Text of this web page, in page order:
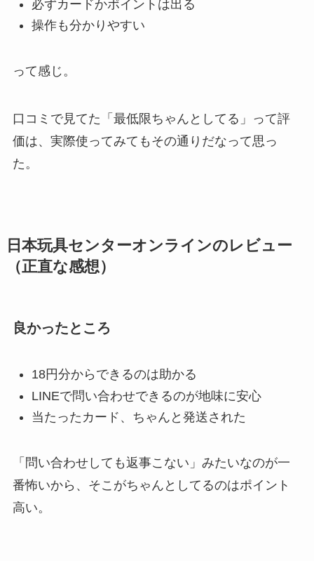
必ずカードかポイントは出る
操作も分かりやすい
って感じ。
口コミで見てた「最低限ちゃんとしてる」って評
価は、実際使ってみてもその通りだなって思っ
た。
日本玩具センターオンラインのレビュー
（正直な感想）
良かったところ
18円分からできるのは助かる
LINEで問い合わせできるのが地味に安心
当たったカード、ちゃんと発送された
「問い合わせしても返事こない」みたいなのが一
番怖いから、そこがちゃんとしてるのはポイント
高い。